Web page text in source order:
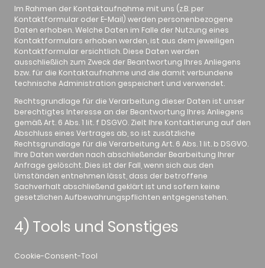
Im Rahmen der Kontaktaufnahme mit uns (z.B. per
Kontaktformular oder E-Mail) werden personenbezogene
Daten erhoben. Welche Daten im Falle der Nutzung eines
Kontaktformulars erhoben werden, ist aus dem jeweiligen
Kontaktformular ersichtlich. Diese Daten werden
ausschließlich zum Zweck der Beantwortung Ihres Anliegens
bzw. für die Kontaktaufnahme und die damit verbundene
technische Administration gespeichert und verwendet.
Rechtsgrundlage für die Verarbeitung dieser Daten ist unser
berechtigtes Interesse an der Beantwortung Ihres Anliegens
gemäß Art. 6 Abs. 1 lit. f DSGVO. Zielt Ihre Kontaktierung auf den
Abschluss eines Vertrages ab, so ist zusätzliche
Rechtsgrundlage für die Verarbeitung Art. 6 Abs. 1 lit. b DSGVO.
Ihre Daten werden nach abschließender Bearbeitung Ihrer
Anfrage gelöscht. Dies ist der Fall, wenn sich aus den
Umständen entnehmen lässt, dass der betroffene
Sachverhalt abschließend geklärt ist und sofern keine
gesetzlichen Aufbewahrungspflichten entgegenstehen.
4) Tools und Sonstiges
Cookie-Consent-Tool